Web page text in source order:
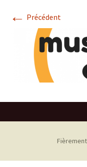
← Précédent